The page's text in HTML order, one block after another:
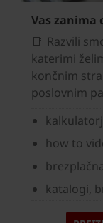
Vas zanima
📑 Razvili
katerimi
končnim
poslovnim
how to
katalogi,